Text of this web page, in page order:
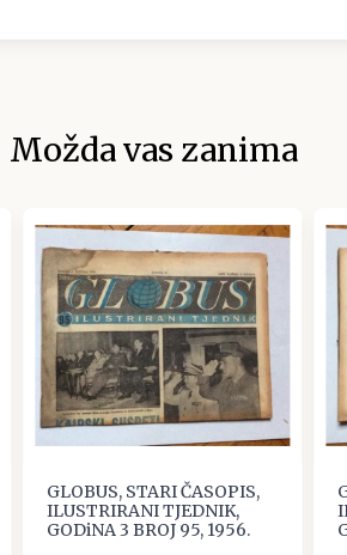
Možda vas zanima
GLOBUS, STARI ČASOPIS,
ILUSTRIRANI TJEDNIK,
GODiNA 3 BROJ 95, 1956.